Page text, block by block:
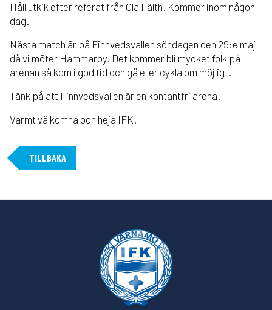
Håll utkik efter referat från Ola Fälth. Kommer inom någon
dag.
Nästa match är på Finnvedsvallen söndagen den 29:e maj
då vi möter Hammarby. Det kommer bli mycket folk på
arenan så kom i god tid och gå eller cykla om möjligt.
Tänk på att Finnvedsvallen är en kontantfri arena!
Varmt välkomna och heja IFK!
TILLBAKA